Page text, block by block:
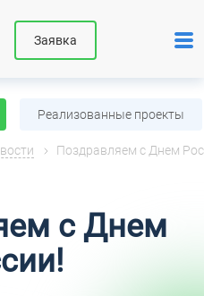
Заявка
Реализованные проекты
Поздравляем с Днем
с Днем